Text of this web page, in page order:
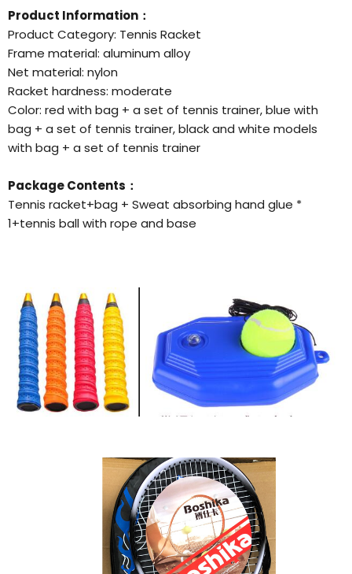
Product Information：
Product Category: Tennis Racket
Frame material: aluminum alloy
Net material: nylon
Racket hardness: moderate
Color: red with bag + a set of tennis trainer, blue with
bag + a set of tennis trainer, black and white models
with bag + a set of tennis trainer
Package Contents：
Tennis racket+bag + Sweat absorbing hand glue *
1+tennis ball with rope and base